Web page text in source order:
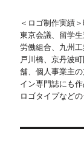
＜ロゴ制作実績
東京会議、留学
労働組合、九州
戸川橋、京丹波
舗、個人事業主
イン専門誌にも
ロゴタイプなど